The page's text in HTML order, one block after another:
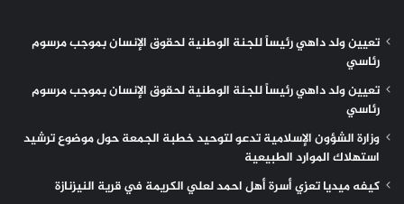
تعيين ولد داهي رئيساً للجنة الوطنية لحقوق الإنسان بموجب مرسوم
رئاسي
تعيين ولد داهي رئيساً للجنة الوطنية لحقوق الإنسان بموجب مرسوم
رئاسي
وزارة الشؤون الإسلامية تدعو لتوحيد خطبة الجمعة حول موضوع ترشيد
استهلاك الموارد الطبيعية
كيفه ميديا تعزي أسرة أهل احمد لعلي الكريمة في قرية النيزنازة